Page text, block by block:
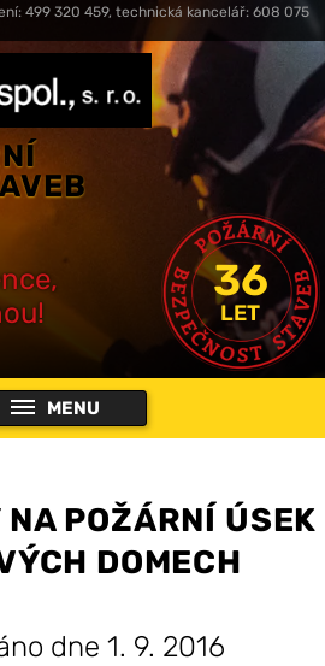
499 320 459, technická kancelář: 608 075
36
LET
MENU
POŽÁRNÍ ÚSEK
DOMECH
dne 1. 9. 2016